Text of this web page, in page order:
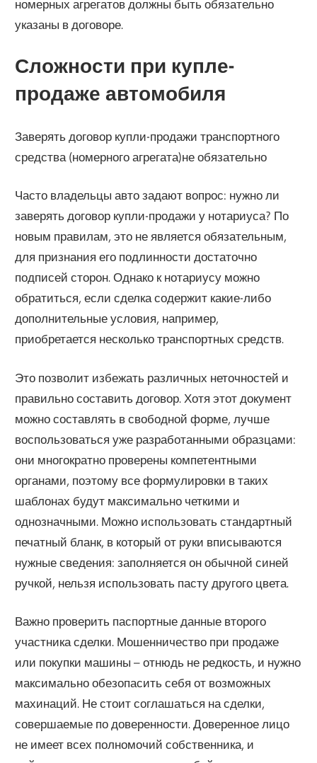
номерных агрегатов должны быть обязательно
указаны в договоре.
Сложности при купле-
продаже автомобиля
Заверять договор купли-продажи транспортного
средства (номерного агрегата)не обязательно
Часто владельцы авто задают вопрос: нужно ли
заверять договор купли-продажи у нотариуса? По
новым правилам, это не является обязательным,
для признания его подлинности достаточно
подписей сторон. Однако к нотариусу можно
обратиться, если сделка содержит какие-либо
дополнительные условия, например,
приобретается несколько транспортных средств.
Это позволит избежать различных неточностей и
правильно составить договор. Хотя этот документ
можно составлять в свободной форме, лучше
воспользоваться уже разработанными образцами:
они многократно проверены компетентными
органами, поэтому все формулировки в таких
шаблонах будут максимально четкими и
однозначными. Можно использовать стандартный
печатный бланк, в который от руки вписываются
нужные сведения: заполняется он обычной синей
ручкой, нельзя использовать пасту другого цвета.
Важно проверить паспортные данные второго
участника сделки. Мошенничество при продаже
или покупки машины – отнюдь не редкость, и нужно
максимально обезопасить себя от возможных
махинаций. Не стоит соглашаться на сделки,
совершаемые по доверенности. Доверенное лицо
не имеет всех полномочий собственника, и